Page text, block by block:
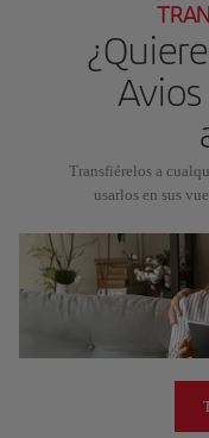
Transfiérelos a
usarlos en sus